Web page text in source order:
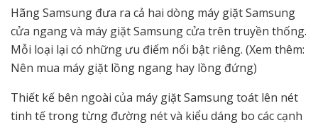
Hãng Samsung đưa ra cả hai dòng máy giặt Samsung
cửa ngang và máy giặt Samsung cửa trên truyền thống.
Mỗi loại lại có những ưu điểm nổi bật riêng. (Xem thêm:
Nên mua máy giặt lồng ngang hay lồng đứng)
Thiết kế bên ngoài của máy giặt Samsung toát lên nét
tinh tế trong từng đường nét và kiểu dáng bo các cạnh